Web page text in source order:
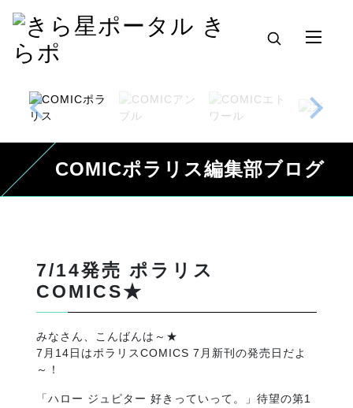
COMICポラリス編集部ブログ
7/14発売 ポラリス
COMICS★
みなさん、こんばんは～★
7月14日はポラリスCOMICS 7月新刊の発売日だよ
～！
「ハロー ジュピター 好きっていって。」待望の第1